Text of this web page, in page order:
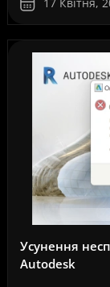
Усунення
Autodesk